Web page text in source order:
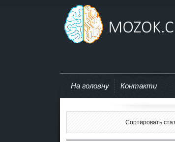
На головну Контакти
Сортировать